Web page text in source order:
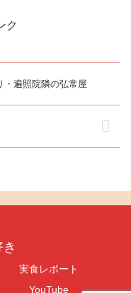
いる15時ご...
ク
・遍照院隣の弘常屋
実食レポート
YouTube